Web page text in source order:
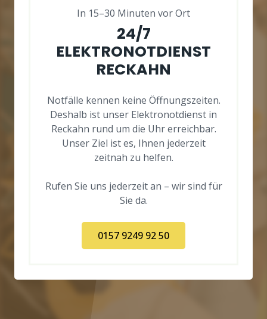
In 15–30 Minuten vor Ort
24/7
ELEKTRONOTDIENST
RECKAHN
Notfälle kennen keine Öffnungszeiten.
Deshalb ist unser Elektronotdienst in
Reckahn rund um die Uhr erreichbar.
Unser Ziel ist es, Ihnen jederzeit
zeitnah zu helfen.
Rufen Sie uns jederzeit an – wir sind für
Sie da.
0157 9249 92 50